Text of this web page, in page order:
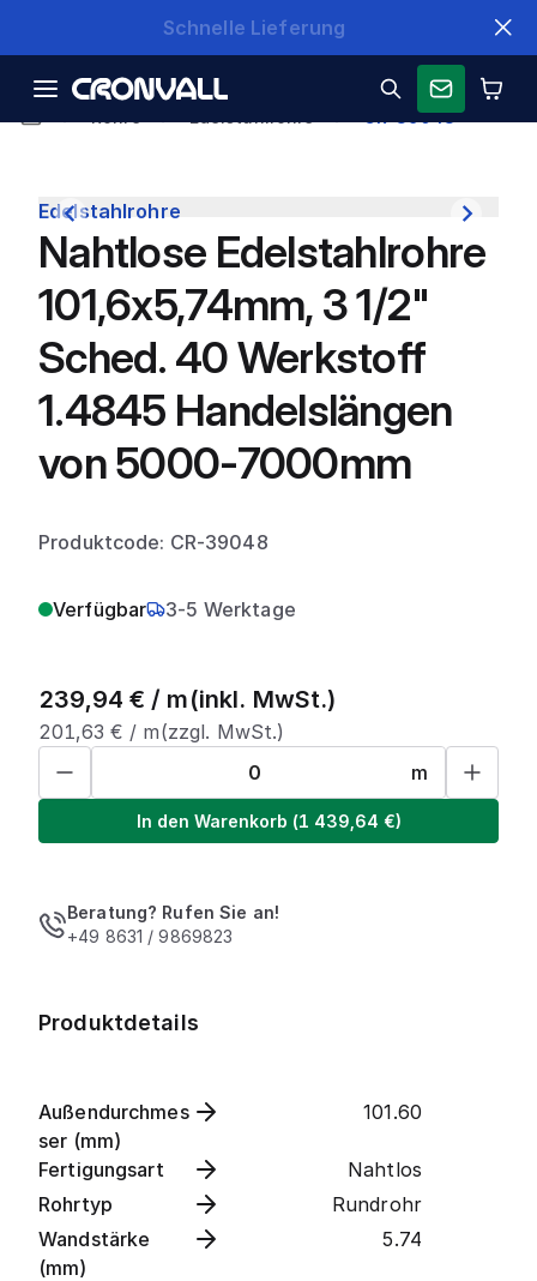
Schnelle Lieferung
CR-39048
Edelstahlrohre
Nahtlose Edelstahlrohre
101,6x5,74mm, 3 1/2"
Sched. 40 Werkstoff
1.4845 Handelslängen
von 5000-7000mm
Produktcode: CR-39048
Verfügbar 3-5 Werktage
239,94 € / m(inkl. MwSt.)
201,63 € / m(zzgl. MwSt.)
m
In den Warenkorb (1 439,64 €)
Beratung? Rufen Sie an!
+49 8631 / 9869823
Produktdetails
Außendurchmes
ser (mm)
101.60
Fertigungsart
Nahtlos
Rohrtyp
Rundrohr
Wandstärke
(mm)
5.74